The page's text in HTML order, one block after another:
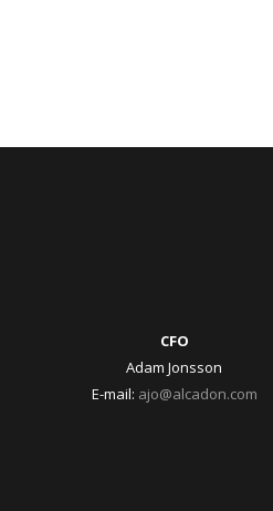
CFO
Adam Jonsson
E-mail: ajo@alcadon.com